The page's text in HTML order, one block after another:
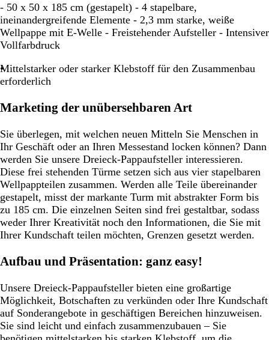
- 50 x 50 x 185 cm (gestapelt) - 4 stapelbare,
ineinandergreifende Elemente - 2,3 mm starke, weiße
Wellpappe mit E-Welle - Freistehender Aufsteller - Intensiver
Vollfarbdruck
Mittelstarker oder starker Klebstoff für den Zusammenbau
erforderlich
Marketing der unübersehbaren Art
Sie überlegen, mit welchen neuen Mitteln Sie Menschen in
Ihr Geschäft oder an Ihren Messestand locken können? Dann
werden Sie unsere Dreieck-Pappaufsteller interessieren.
Diese frei stehenden Türme setzen sich aus vier stapelbaren
Wellpappteilen zusammen. Werden alle Teile übereinander
gestapelt, misst der markante Turm mit abstrakter Form bis
zu 185 cm. Die einzelnen Seiten sind frei gestaltbar, sodass
weder Ihrer Kreativität noch den Informationen, die Sie mit
Ihrer Kundschaft teilen möchten, Grenzen gesetzt werden.
Aufbau und Präsentation: ganz easy!
Unsere Dreieck-Pappaufsteller bieten eine großartige
Möglichkeit, Botschaften zu verkünden oder Ihre Kundschaft
auf Sonderangebote in geschäftigen Bereichen hinzuweisen.
Sie sind leicht und einfach zusammenzubauen – Sie